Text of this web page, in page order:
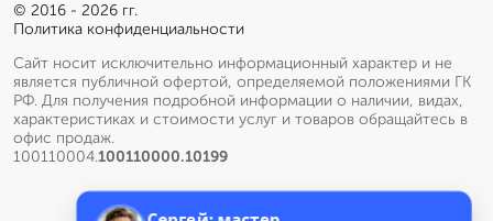
© 2016 - 2026 гг.
Политика конфиденциальности
Сайт носит исключительно информационный характер и не
является публичной офертой, определяемой положениями ГК
РФ. Для получения подробной информации о наличии, видах,
характеристиках и стоимости услуг и товаров обращайтесь в
офис продаж.
100110004.100110000.10199